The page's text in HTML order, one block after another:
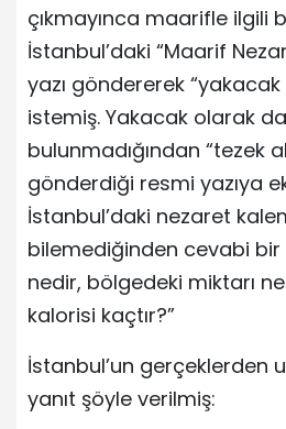
çıkmayınca maarifle ilgili
İstanbul’daki “Maarif
yazı göndererek “yakacak
istemiş. Yakacak olarak
bulunmadığından “tezek
gönderdiği resmi yazıya
İstanbul’daki nezaret
bilemediğinden cevabi bir
nedir, bölgedeki miktarı
kalorisi kaçtır?”
İstanbul’un gerçeklerden
yanıt şöyle verilmiş: